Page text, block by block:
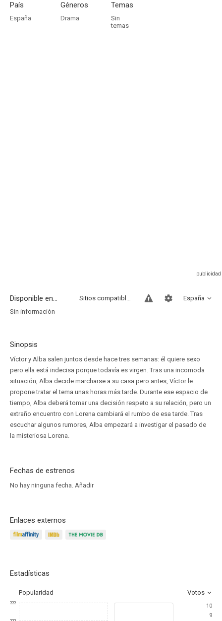
País
España
Géneros
Drama
Temas
Sin
temas
Disponible en... España
Sitios compatibles
Sin información
Sinopsis
Víctor y Alba salen juntos desde hace tres semanas: él quiere sexo
pero ella está indecisa porque todavía es virgen. Tras una incomoda
situación, Alba decide marcharse a su casa pero antes, Víctor le
propone tratar el tema unas horas más tarde. Durante ese espacio de
tiempo, Alba deberá tomar una decisión respeto a su relación, pero un
extraño encuentro con Lorena cambiará el rumbo de esa tarde. Tras
escuchar algunos rumores, Alba empezará a investigar el pasado de
la misteriosa Lorena.
Fechas de estrenos
No hay ninguna fecha. Añadir
Enlaces externos
Estadísticas
Popularidad Votos
???
10
9